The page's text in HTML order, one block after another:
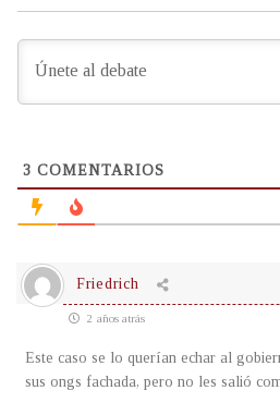
3 COMENTARIOS
Friedrich
2 años atrás
Este caso se lo querían echar al
sus ongs fachada, pero no les salió